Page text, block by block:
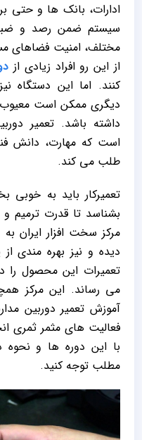
ادارات، بانک ها و حتی
سیستم ضمن رصد و ضبط
مختلف، امنیت فضاهای
از این رو افراد زیادی از
کنند. اما این دستگاه
دیگری ممکن است
داشته باشد. تعمیر
است که مهارت، دانش
طلب می کند.
تعمیرکار باید به
بشناسد تا قدرت ترمیم و
مرکز سخت افزار ایران
دیده و نیز بهره مندی از
تعمیرات این محصول
می رساند. این مرکز
فعالیت های مثمر ثمری
با این دوره ها و نحوه
مطلب توجه کنید.